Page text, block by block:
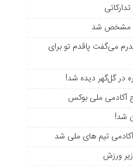
می‌گفت پاقدم تو برای
در گل‌گهر دیده شد!
آکادمی ملی بوکس
شد!
ورزش